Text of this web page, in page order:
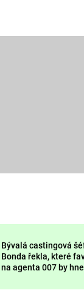
Prima
Sledujte nás
Bývalá castingová
Bonda řekla, které
na agenta 007 by